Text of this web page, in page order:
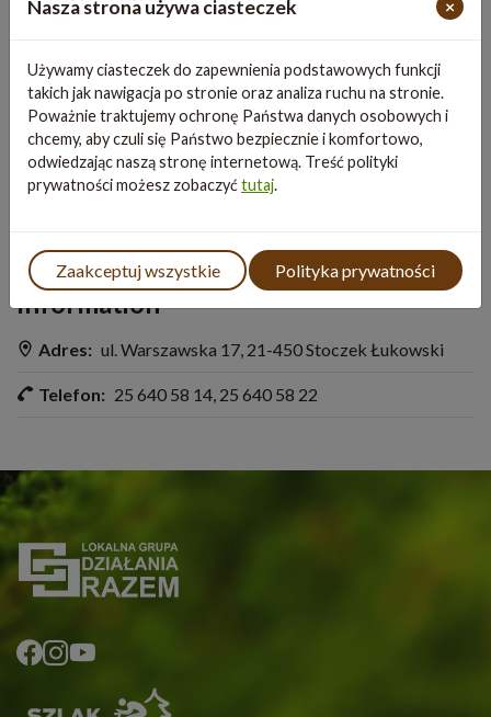
Nasza strona używa ciasteczek ×
Używamy ciasteczek do zapewnienia podstawowych funkcji
takich jak nawigacja po stronie oraz analiza ruchu na stronie.
Poważnie traktujemy ochronę Państwa danych osobowych i
chcemy, aby czuli się Państwo bezpiecznie i komfortowo,
odwiedzając naszą stronę internetową. Treść polityki
prywatności możesz zobaczyćtutaj.
Zaakceptuj wszystkie Polityka prywatności
Information
Adres: ul. Warszawska 17, 21-450 Stoczek Łukowski
Telefon: 25 640 58 14, 25 640 58 22